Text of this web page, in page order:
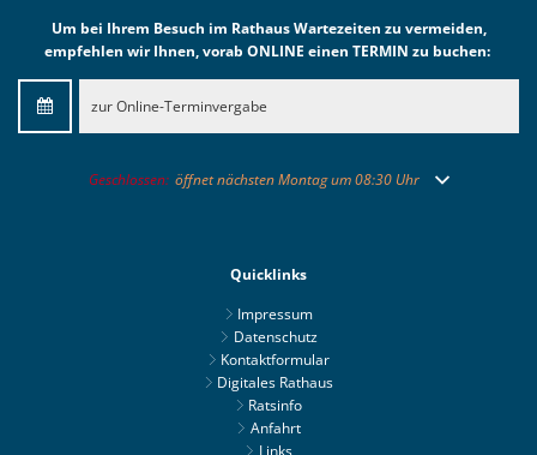
Um bei Ihrem Besuch im Rathaus Wartezeiten zu vermeiden,
empfehlen wir Ihnen, vorab ONLINE einen TERMIN zu buchen:
zur Online-Terminvergabe
Klicken, um weitere Öffnungs- oder Schließzeiten auszublenden
Geschlossen: öffnet nächsten Montag um 08:30 Uhr
Quicklinks
Impressum
Datenschutz
Kontaktformular
Digitales Rathaus
Ratsinfo
Anfahrt
Links